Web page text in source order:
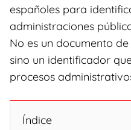
españoles para
administraciones
No es un documento
sino un identificador
procesos
Índice